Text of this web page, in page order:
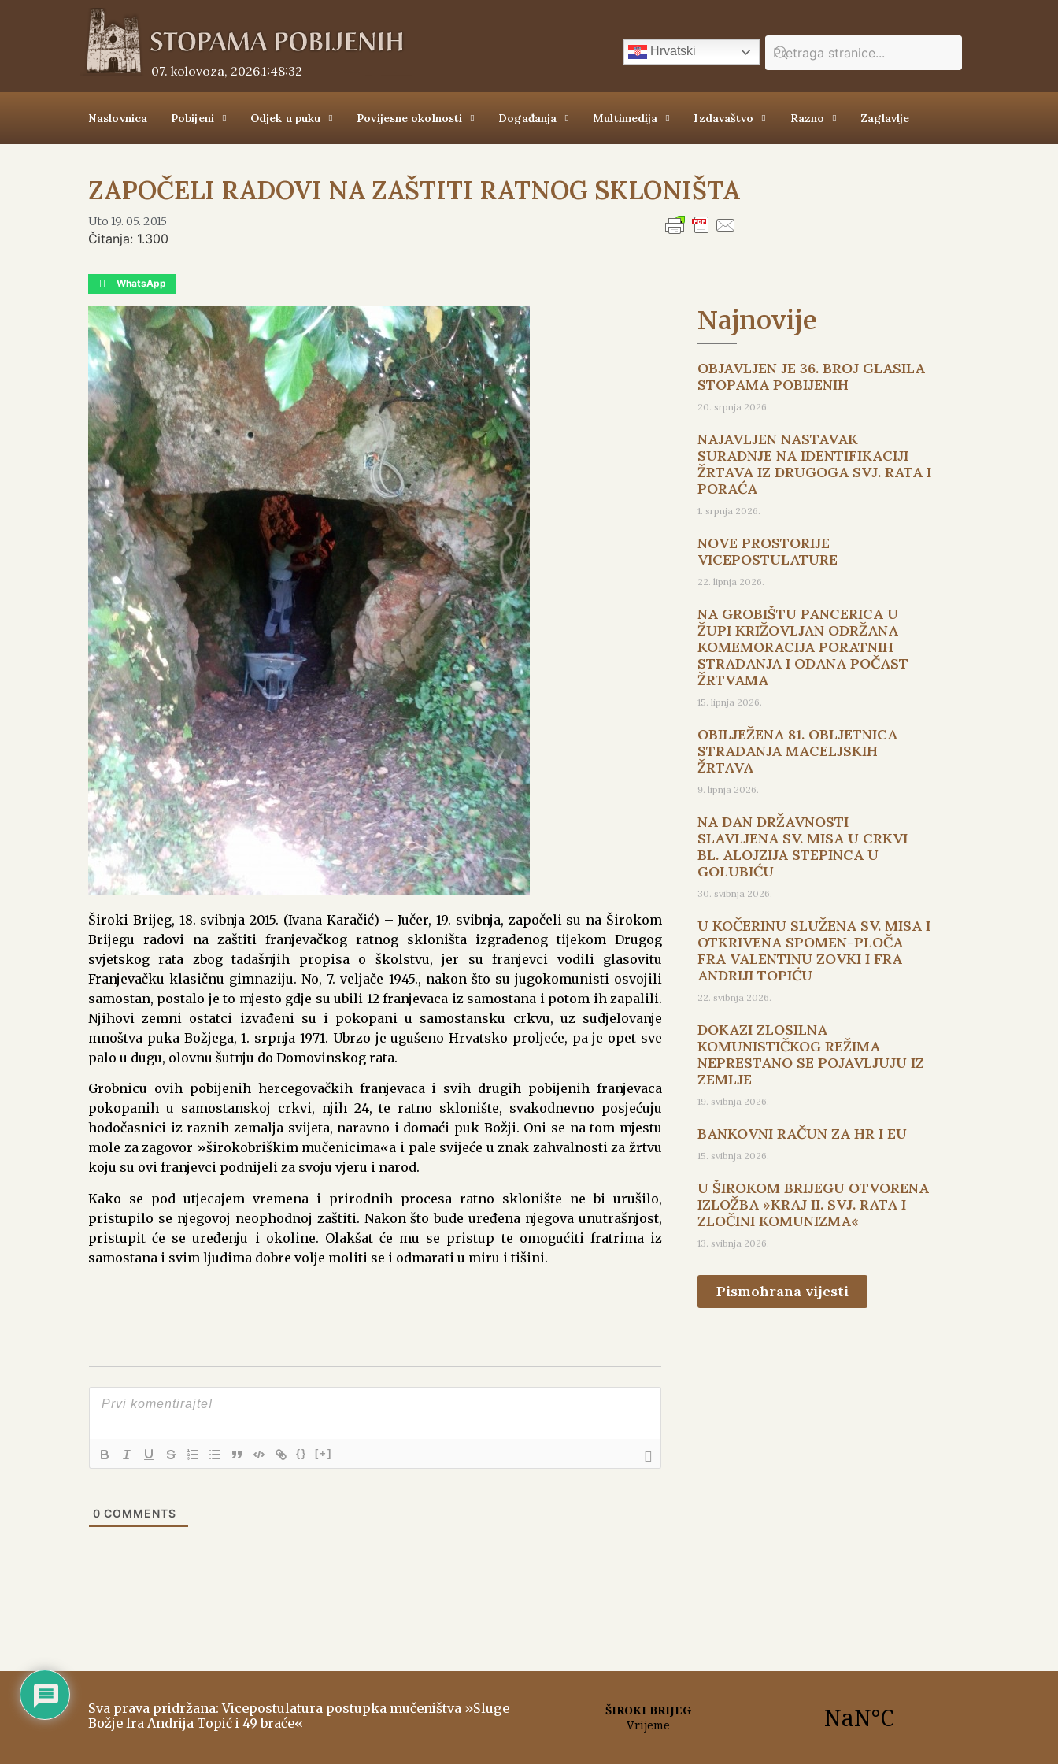
Hrvatski
07. kolovoza, 2026.1:48:32
Naslovnica Pobijeni Odjek u puku Povijesne okolnosti Događanja Multimedija Izdavaštvo Razno Zaglavlje
ZAPOČELI RADOVI NA ZAŠTITI RATNOG SKLONIŠTA
Uto 19. 05. 2015
Čitanja: 1.300
WhatsApp
Široki Brijeg, 18. svibnja 2015. (Ivana Karačić) – Jučer, 19. svibnja, započeli su na Širokom
Brijegu radovi na zaštiti franjevačkog ratnog skloništa izgrađenog tijekom Drugog
svjetskog rata zbog tadašnjih propisa o školstvu, jer su franjevci vodili glasovitu
Franjevačku klasičnu gimnaziju. No, 7. veljače 1945., nakon što su jugokomunisti osvojili
samostan, postalo je to mjesto gdje su ubili 12 franjevaca iz samostana i potom ih zapalili.
Njihovi zemni ostatci izvađeni su i pokopani u samostansku crkvu, uz sudjelovanje
mnoštva puka Božjega, 1. srpnja 1971. Ubrzo je ugušeno Hrvatsko proljeće, pa je opet sve
palo u dugu, olovnu šutnju do Domovinskog rata.
Grobnicu ovih pobijenih hercegovačkih franjevaca i svih drugih pobijenih franjevaca
pokopanih u samostanskoj crkvi, njih 24, te ratno sklonište, svakodnevno posjećuju
hodočasnici iz raznih zemalja svijeta, naravno i domaći puk Božji. Oni se na tom mjestu
mole za zagovor »širokobriškim mučenicima«a i pale svijeće u znak zahvalnosti za žrtvu
koju su ovi franjevci podnijeli za svoju vjeru i narod.
Kako se pod utjecajem vremena i prirodnih procesa ratno sklonište ne bi urušilo,
pristupilo se njegovoj neophodnoj zaštiti. Nakon što bude uređena njegova unutrašnjost,
pristupit će se uređenju i okoline. Olakšat će mu se pristup te omogućiti fratrima iz
samostana i svim ljudima dobre volje moliti se i odmarati u miru i tišini.
{} [+]
0 COMMENTS
Najnovije
OBJAVLJEN JE 36. BROJ GLASILA
STOPAMA POBIJENIH
20. srpnja 2026.
NAJAVLJEN NASTAVAK
SURADNJE NA IDENTIFIKACIJI
ŽRTAVA IZ DRUGOGA SVJ. RATA I
PORAĆA
1. srpnja 2026.
NOVE PROSTORIJE
VICEPOSTULATURE
22. lipnja 2026.
NA GROBIŠTU PANCERICA U
ŽUPI KRIŽOVLJAN ODRŽANA
KOMEMORACIJA PORATNIH
STRADANJA I ODANA POČAST
ŽRTVAMA
15. lipnja 2026.
OBILJEŽENA 81. OBLJETNICA
STRADANJA MACELJSKIH
ŽRTAVA
9. lipnja 2026.
NA DAN DRŽAVNOSTI
SLAVLJENA SV. MISA U CRKVI
BL. ALOJZIJA STEPINCA U
GOLUBIĆU
30. svibnja 2026.
U KOČERINU SLUŽENA SV. MISA I
OTKRIVENA SPOMEN-PLOČA
FRA VALENTINU ZOVKI I FRA
ANDRIJI TOPIĆU
22. svibnja 2026.
DOKAZI ZLOSILNA
KOMUNISTIČKOG REŽIMA
NEPRESTANO SE POJAVLJUJU IZ
ZEMLJE
19. svibnja 2026.
BANKOVNI RAČUN ZA HR I EU
15. svibnja 2026.
U ŠIROKOM BRIJEGU OTVORENA
IZLOŽBA »KRAJ II. SVJ. RATA I
ZLOČINI KOMUNIZMA«
13. svibnja 2026.
Pismohrana vijesti
Sva prava pridržana: Vicepostulatura postupka mučeništva »Sluge
Božje fra Andrija Topić i 49 braće«